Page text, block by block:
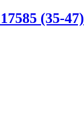
(35-47)